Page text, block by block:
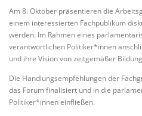
Am 8. Oktober präsentieren die
einem interessierten Fachpublikum
werden. Im Rahmen eines
verantwortlichen Politiker*innen
und ihre Vision von zeitgemäßer
Die Handlungsempfehlungen der
das Forum finalisiert und in die
Politiker*innen einfließen.